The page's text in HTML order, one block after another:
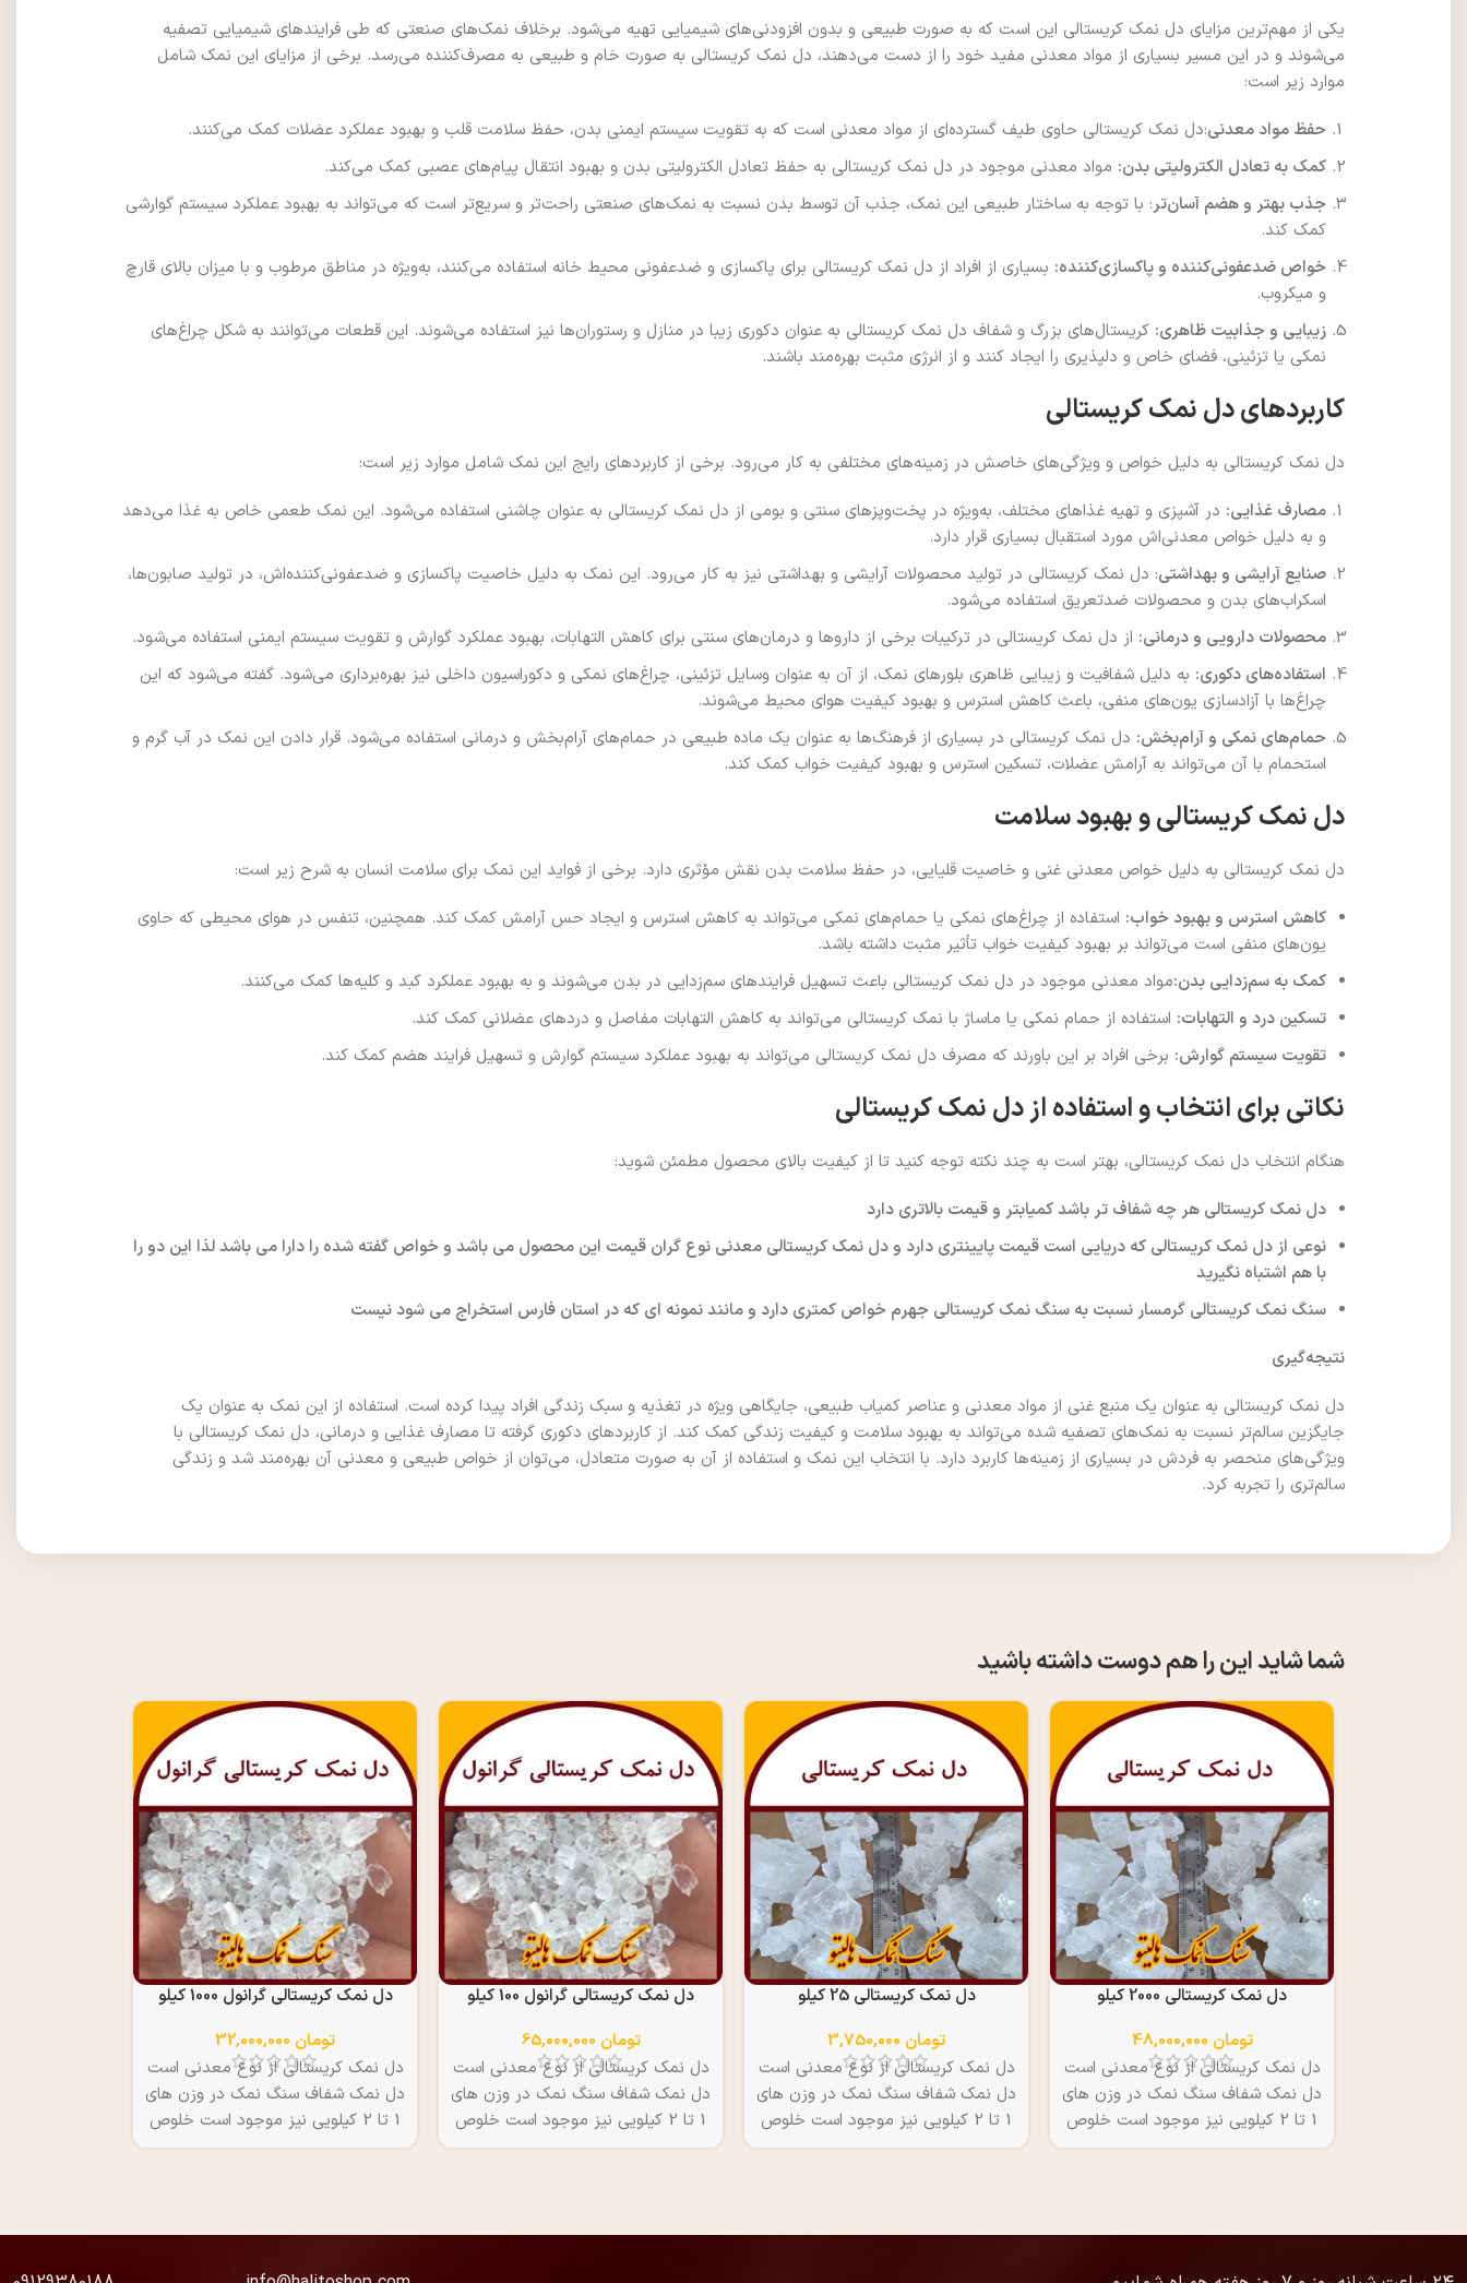
یکی از مهم‌ترین مزایای دل نمک کریستالی این است که به صورت طبیعی و بدون افزودنی‌های شیمیایی تهیه می‌شود. برخلاف نمک‌های صنعتی که طی فرایندهای شیمیایی تصفیه
می‌شوند و در این مسیر بسیاری از مواد معدنی مفید خود را از دست می‌دهند، دل نمک کریستالی به صورت خام و طبیعی به مصرف‌کننده می‌رسد. برخی از مزایای این نمک شامل
موارد زیر است:
حفظ مواد معدنی:دل نمک کریستالی حاوی طیف گسترده‌ای از مواد معدنی است که به تقویت سیستم ایمنی بدن، حفظ سلامت قلب و بهبود عملکرد عضلات کمک می‌کنند.
کمک به تعادل الکترولیتی بدن: مواد معدنی موجود در دل نمک کریستالی به حفظ تعادل الکترولیتی بدن و بهبود انتقال پیام‌های عصبی کمک می‌کند.
جذب بهتر و هضم آسان‌تر: با توجه به ساختار طبیعی این نمک، جذب آن توسط بدن نسبت به نمک‌های صنعتی راحت‌تر و سریع‌تر است که می‌تواند به بهبود عملکرد سیستم گوارشی
کمک کند.
خواص ضدعفونی‌کننده و پاکسازی‌کننده: بسیاری از افراد از دل نمک کریستالی برای پاکسازی و ضدعفونی محیط خانه استفاده می‌کنند، به‌ویژه در مناطق مرطوب و با میزان بالای قارچ
و میکروب.
زیبایی و جذابیت ظاهری: کریستال‌های بزرگ و شفاف دل نمک کریستالی به عنوان دکوری زیبا در منازل و رستوران‌ها نیز استفاده می‌شوند. این قطعات می‌توانند به شکل چراغ‌های
نمکی یا تزئینی، فضای خاص و دلپذیری را ایجاد کنند و از انرژی مثبت بهره‌مند باشند.
کاربردهای دل نمک کریستالی
دل نمک کریستالی به دلیل خواص و ویژگی‌های خاصش در زمینه‌های مختلفی به کار می‌رود. برخی از کاربردهای رایج این نمک شامل موارد زیر است:
مصارف غذایی: در آشپزی و تهیه غذاهای مختلف، به‌ویژه در پخت‌وپزهای سنتی و بومی از دل نمک کریستالی به عنوان چاشنی استفاده می‌شود. این نمک طعمی خاص به غذا می‌دهد
و به دلیل خواص معدنی‌اش مورد استقبال بسیاری قرار دارد.
صنایع آرایشی و بهداشتی: دل نمک کریستالی در تولید محصولات آرایشی و بهداشتی نیز به کار می‌رود. این نمک به دلیل خاصیت پاکسازی و ضدعفونی‌کننده‌اش، در تولید صابون‌ها،
اسکراب‌های بدن و محصولات ضدتعریق استفاده می‌شود.
محصولات دارویی و درمانی: از دل نمک کریستالی در ترکیبات برخی از داروها و درمان‌های سنتی برای کاهش التهابات، بهبود عملکرد گوارش و تقویت سیستم ایمنی استفاده می‌شود.
استفاده‌های دکوری: به دلیل شفافیت و زیبایی ظاهری بلورهای نمک، از آن به عنوان وسایل تزئینی، چراغ‌های نمکی و دکوراسیون داخلی نیز بهره‌برداری می‌شود. گفته می‌شود که این
چراغ‌ها با آزادسازی یون‌های منفی، باعث کاهش استرس و بهبود کیفیت هوای محیط می‌شوند.
حمام‌های نمکی و آرام‌بخش: دل نمک کریستالی در بسیاری از فرهنگ‌ها به عنوان یک ماده طبیعی در حمام‌های آرام‌بخش و درمانی استفاده می‌شود. قرار دادن این نمک در آب گرم و
استحمام با آن می‌تواند به آرامش عضلات، تسکین استرس و بهبود کیفیت خواب کمک کند.
دل نمک کریستالی و بهبود سلامت
دل نمک کریستالی به دلیل خواص معدنی غنی و خاصیت قلیایی، در حفظ سلامت بدن نقش مؤثری دارد. برخی از فواید این نمک برای سلامت انسان به شرح زیر است:
کاهش استرس و بهبود خواب: استفاده از چراغ‌های نمکی یا حمام‌های نمکی می‌تواند به کاهش استرس و ایجاد حس آرامش کمک کند. همچنین، تنفس در هوای محیطی که حاوی
یون‌های منفی است می‌تواند بر بهبود کیفیت خواب تأثیر مثبت داشته باشد.
کمک به سم‌زدایی بدن:مواد معدنی موجود در دل نمک کریستالی باعث تسهیل فرایندهای سم‌زدایی در بدن می‌شوند و به بهبود عملکرد کبد و کلیه‌ها کمک می‌کنند.
تسکین درد و التهابات: استفاده از حمام نمکی یا ماساژ با نمک کریستالی می‌تواند به کاهش التهابات مفاصل و دردهای عضلانی کمک کند.
تقویت سیستم گوارش: برخی افراد بر این باورند که مصرف دل نمک کریستالی می‌تواند به بهبود عملکرد سیستم گوارش و تسهیل فرایند هضم کمک کند.
نکاتی برای انتخاب و استفاده از دل نمک کریستالی
هنگام انتخاب دل نمک کریستالی، بهتر است به چند نکته توجه کنید تا از کیفیت بالای محصول مطمئن شوید:
دل نمک کریستالی هر چه شفاف تر باشد کمیابتر و قیمت بالاتری دارد
نوعی از دل نمک کریستالی که دریایی است قیمت پایینتری دارد و دل نمک کریستالی معدنی نوع گران قیمت این محصول می باشد و خواص گفته شده را دارا می باشد لذا این دو را
با هم اشتباه نگیرید
سنگ نمک کریستالی گرمسار نسبت به سنگ نمک کریستالی جهرم خواص کمتری دارد و مانند نمونه ای که در استان فارس استخراج می شود نیست
نتیجه‌گیری
دل نمک کریستالی به عنوان یک منبع غنی از مواد معدنی و عناصر کمیاب طبیعی، جایگاهی ویژه در تغذیه و سبک زندگی افراد پیدا کرده است. استفاده از این نمک به عنوان یک
جایگزین سالم‌تر نسبت به نمک‌های تصفیه شده می‌تواند به بهبود سلامت و کیفیت زندگی کمک کند. از کاربردهای دکوری گرفته تا مصارف غذایی و درمانی، دل نمک کریستالی با
ویژگی‌های منحصر به فردش در بسیاری از زمینه‌ها کاربرد دارد. با انتخاب این نمک و استفاده از آن به صورت متعادل، می‌توان از خواص طبیعی و معدنی آن بهره‌مند شد و زندگی
سالم‌تری را تجربه کرد.
شما شاید این را هم دوست داشته باشید
دل نمک کریستالی 2000 کیلو
تومان
دل نمک کریستالی از نوع معدنی است
دل نمک شفاف سنگ نمک در وزن های
1 تا 2 کیلویی نیز موجود است خلوص
استثنایی 99.8 درصد قیمت هر کیلو
دل نمک کریستالی 25 کیلو
تومان
دل نمک کریستالی از نوع معدنی است
دل نمک شفاف سنگ نمک در وزن های
1 تا 2 کیلویی نیز موجود است خلوص
استثنایی 99.8 درصد قیمت هر کیلو
دل نمک کریستالی گرانول 100 کیلو
تومان
دل نمک کریستالی از نوع معدنی است
دل نمک شفاف سنگ نمک در وزن های
1 تا 2 کیلویی نیز موجود است خلوص
استثنایی 99.8 درصد قیمت هر کیلو
دل نمک کریستالی گرانول 1000 کیلو
تومان
دل نمک کریستالی از نوع معدنی است
دل نمک شفاف سنگ نمک در وزن های
1 تا 2 کیلویی نیز موجود است خلوص
استثنایی 99.8 درصد قیمت هر کیلو